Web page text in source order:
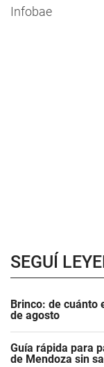
Infobae
SEGUÍ
Brinco: de cuánto
de agosto
Guía rápida para
de Mendoza sin